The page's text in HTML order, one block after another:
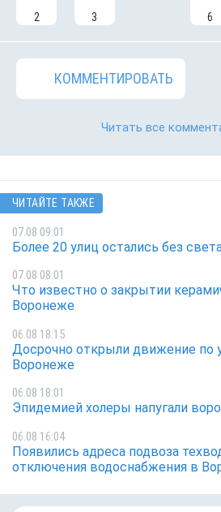
2 3 6
КОММЕНТИРОВАТЬ
Читать все
ЧИТАЙТЕ ТАКЖЕ
07.08 09:01
Более 20 улиц остались без
07.08 08:01
Что известно о закрытии
Воронеже
06.08 18:15
Досрочно открыли движение по
Воронеже
06.08 18:01
Эпидемией холеры напугали
06.08 16:04
Появились адреса подвоза
отключения водоснабжения в